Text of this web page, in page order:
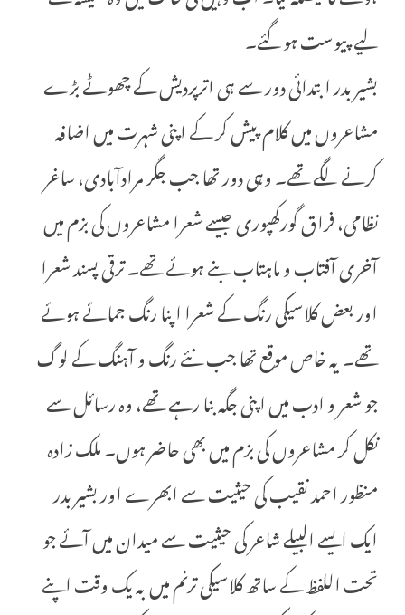
لیے پیوست ہو گئے۔
بشیر بدر ابتدائی دور سے ہی اترپردیش کے چھوٹے بڑے
مشاعروں میں کلام پیش کر کے اپنی شہرت میں اضافہ
کرنے لگے تھے۔ وہی دور تھا جب جگر مرادآبادی، ساغر
نظامی، فراق گورکھپوری جیسے شعرا مشاعروں کی بزم میں
آخری آفتاب و ماہتاب بنے ہوئے تھے۔ ترقی پسند شعرا
اور بعض کلاسیکی رنگ کے شعرا اپنا رنگ جمائے ہوئے
تھے۔ یہ خاص موقع تھا جب نئے رنگ و آہنگ کے لوگ
جو شعر و ادب میں اپنی جگہ بنا رہے تھے، وہ رسائل سے
نکل کر مشاعروں کی بزم میں بھی حاضر ہوں۔ ملک زادہ
منظور احمد نقیب کی حیثیت سے ابھرے اور بشیر بدر
ایک ایسے البیلے شاعر کی حیثیت سے میدان میں آئے جو
تحت اللفظ کے ساتھ کلاسیکی ترنم میں بہ یک وقت اپنے